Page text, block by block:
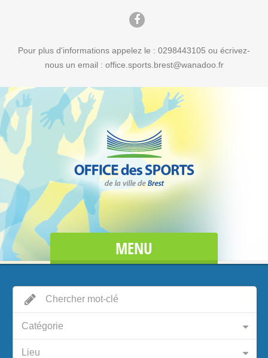
Pour plus d'informations appelez le : 0298443105 ou écrivez-
nous un email : office.sports.brest@wanadoo.fr
MENU
Catégorie
Lieu